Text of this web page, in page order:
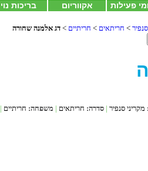
פעילות אקווריום בריכות נוי
> חריתאים > חריתיים > דג אלמנה שחורה
מקריני סנפיר | סדרה: חריתאים | משפחה: חריתיים |